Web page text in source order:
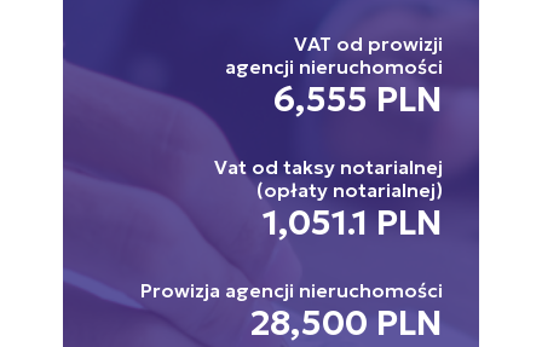
VAT od prowizji
agencji nieruchomości
6,555 PLN
Vat od taksy notarialnej
(opłaty notarialnej)
1,051.1 PLN
Prowizja agencji nieruchomości
28,500 PLN